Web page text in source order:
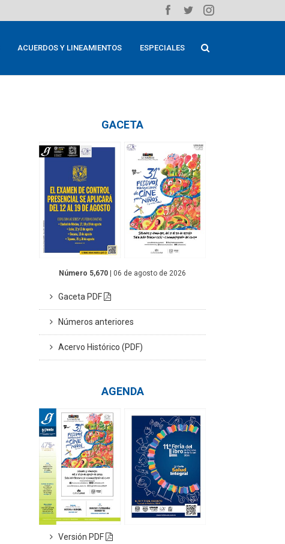
ACUERDOS Y LINEAMIENTOS ESPECIALES
GACETA
Número 5,670 | 06 de agosto de 2026
Gaceta PDF
Números anteriores
Acervo Histórico (PDF)
AGENDA
Versión PDF